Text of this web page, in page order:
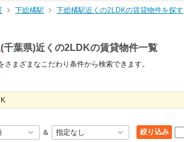
下総橘駅 下総橘駅近くの2LDKの賃貸物件を探す
(千葉県)近くの2LDKの賃貸物件一覧
さまざまなこだわり条件から検索できます。
＆ 絞り込み